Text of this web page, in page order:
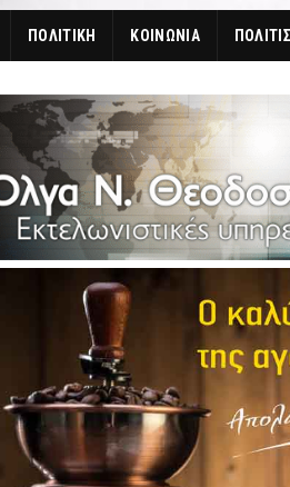
ΠΟΛΙΤΙΚΗ ΚΟΙΝΩΝΙΑ